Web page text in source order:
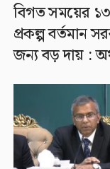
বিগত সময়ের
প্রকল্প বর্তমান
জন্য বড় দায় :